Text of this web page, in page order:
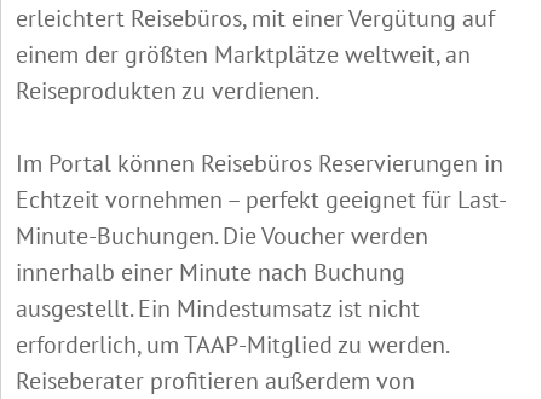
erleichtert Reisebüros, mit einer Vergütung auf
einem der größten Marktplätze weltweit, an
Reiseprodukten zu verdienen.
Im Portal können Reisebüros Reservierungen in
Echtzeit vornehmen – perfekt geeignet für Last-
Minute-Buchungen. Die Voucher werden
innerhalb einer Minute nach Buchung
ausgestellt. Ein Mindestumsatz ist nicht
erforderlich, um TAAP-Mitglied zu werden.
Reiseberater profitieren außerdem von